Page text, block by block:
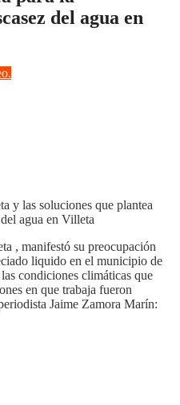
del agua en
, manifestó su preocupación
liquido en el municipio de
condiciones climáticas que
en que trabaja fueron
Jaime Zamora Marín: